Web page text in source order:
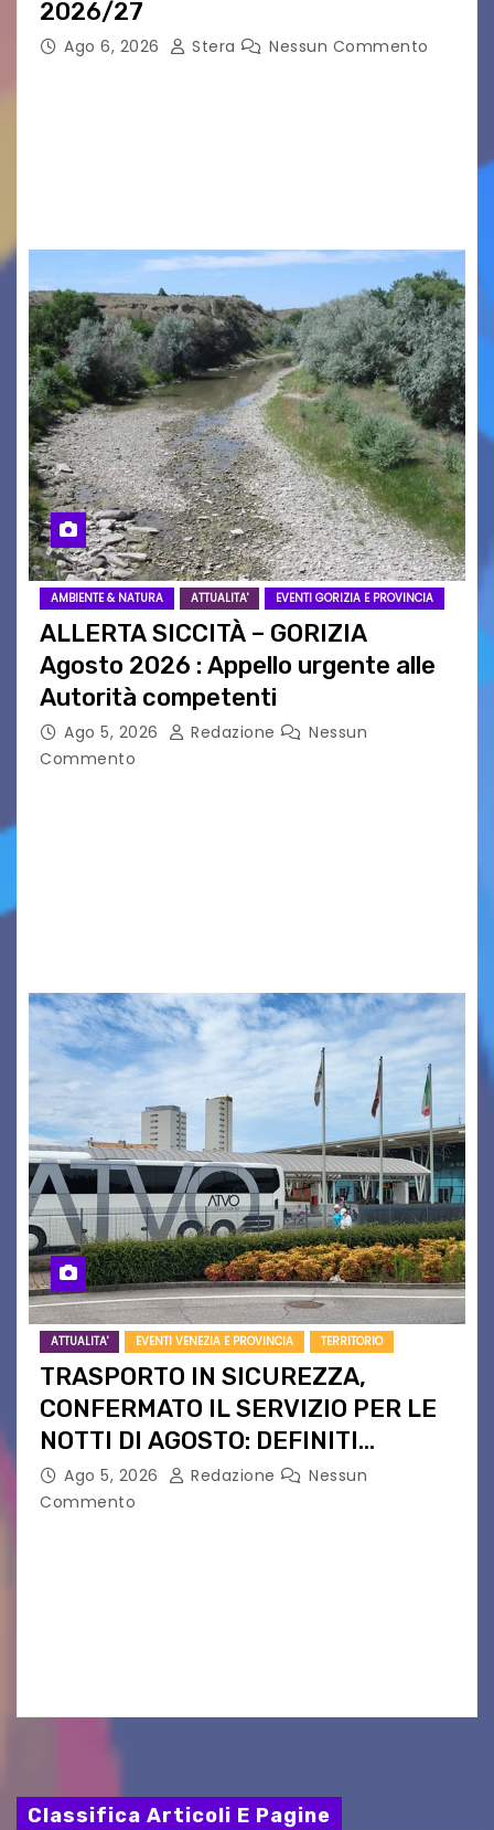
2026/27
Ago 6, 2026 Stera Nessun Commento
AMBIENTE & NATURA ATTUALITA' EVENTI GORIZIA E PROVINCIA
ALLERTA SICCITÀ – GORIZIA
Agosto 2026 : Appello urgente alle
Autorità competenti
Ago 5, 2026 Redazione
Nessun
Commento
ATTUALITA' EVENTI VENEZIA E PROVINCIA TERRITORIO
TRASPORTO IN SICUREZZA,
CONFERMATO IL SERVIZIO PER LE
NOTTI DI AGOSTO: DEFINITI
PERCORSI, FERMATE E ORARIO
Ago 5, 2026 Redazione
Nessun
Commento
Classifica Articoli E Pagine